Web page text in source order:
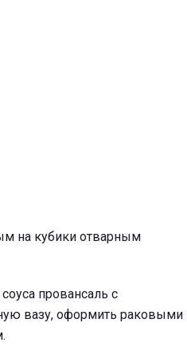
на кубики отварным
провансаль с
вазу, оформить раковыми